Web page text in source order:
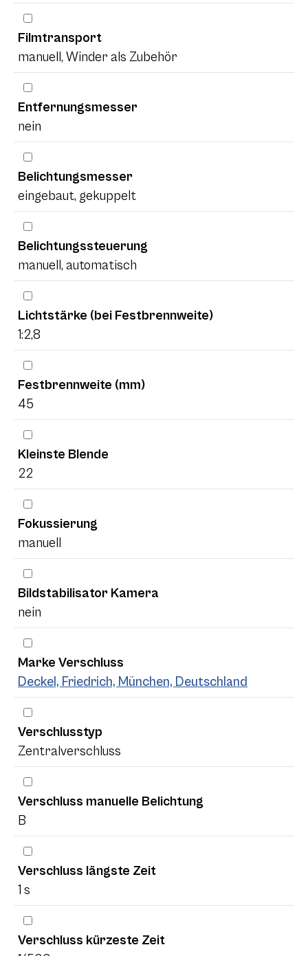
Filmtransport
manuell, Winder als Zubehör
Entfernungsmesser
nein
Belichtungsmesser
eingebaut, gekuppelt
Belichtungssteuerung
manuell, automatisch
Lichtstärke (bei Festbrennweite)
1:2,8
Festbrennweite (mm)
45
Kleinste Blende
22
Fokussierung
manuell
Bildstabilisator Kamera
nein
Marke Verschluss
Deckel, Friedrich, München, Deutschland
Verschlusstyp
Zentralverschluss
Verschluss manuelle Belichtung
B
Verschluss längste Zeit
1 s
Verschluss kürzeste Zeit